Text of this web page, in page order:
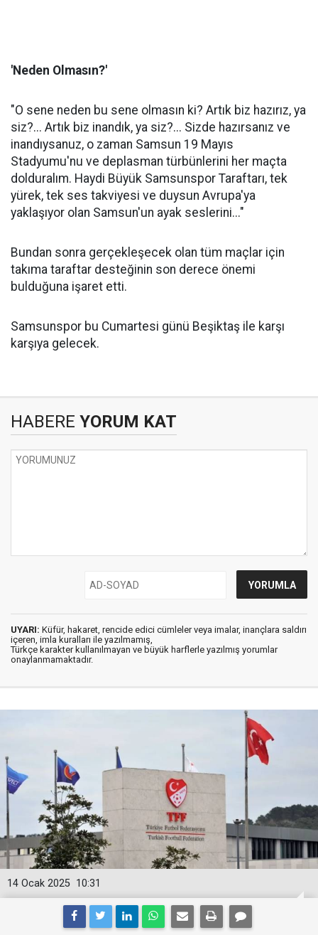
'Neden Olmasın?'
"O sene neden bu sene olmasın ki? Artık biz hazırız, ya
siz?... Artık biz inandık, ya siz?... Sizde hazırsanız ve
inandıysanuz, o zaman Samsun 19 Mayıs
Stadyumu'nu ve deplasman türbünlerini her maçta
dolduralım. Haydi Büyük Samsunspor Taraftarı, tek
yürek, tek ses takviyesi ve duysun Avrupa'ya
yaklaşıyor olan Samsun'un ayak seslerini..."
Bundan sonra gerçekleşecek olan tüm maçlar için
takıma taraftar desteğinin son derece önemi
bulduğuna işaret etti.
Samsunspor bu Cumartesi günü Beşiktaş ile karşı
karşıya gelecek.
HABERE YORUM KAT
UYARI: Küfür, hakaret, rencide edici cümleler veya imalar, inançlara saldırı
içeren, imla kuralları ile yazılmamış,
Türkçe karakter kullanılmayan ve büyük harflerle yazılmış yorumlar
onaylanmamaktadır.
10:31
14 Ocak 2025